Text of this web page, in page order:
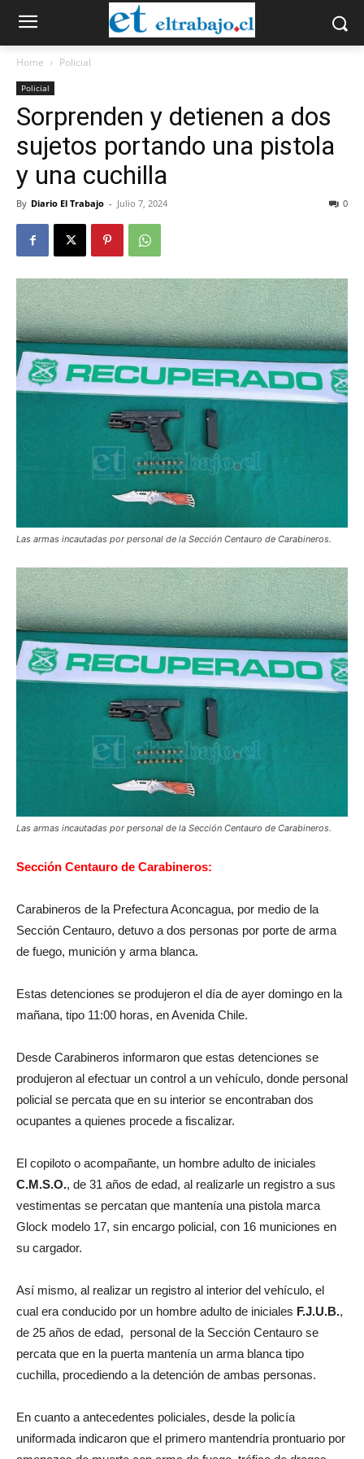
Home Policial
Policial
Sorprenden y detienen a dos
sujetos portando una pistola
y una cuchilla
By Diario El Trabajo - Julio 7, 2024 0
Las armas incautadas por personal de la Sección Centauro de Carabineros.
Las armas incautadas por personal de la Sección Centauro de Carabineros.
Sección Centauro de Carabineros:
Carabineros de la Prefectura Aconcagua, por medio de la
Sección Centauro, detuvo a dos personas por porte de arma
de fuego, munición y arma blanca.
Estas detenciones se produjeron el día de ayer domingo en la
mañana, tipo 11:00 horas, en Avenida Chile.
Desde Carabineros informaron que estas detenciones se
produjeron al efectuar un control a un vehículo, donde personal
policial se percata que en su interior se encontraban dos
ocupantes a quienes procede a fiscalizar.
El copiloto o acompañante, un hombre adulto de iniciales
C.M.S.O., de 31 años de edad, al realizarle un registro a sus
vestimentas se percatan que mantenía una pistola marca
Glock modelo 17, sin encargo policial, con 16 municiones en
su cargador.
Así mismo, al realizar un registro al interior del vehículo, el
cual era conducido por un hombre adulto de iniciales F.J.U.B.,
de 25 años de edad, personal de la Sección Centauro se
percata que en la puerta mantenía un arma blanca tipo
cuchilla, procediendo a la detención de ambas personas.
En cuanto a antecedentes policiales, desde la policía
uniformada indicaron que el primero mantendría prontuario por